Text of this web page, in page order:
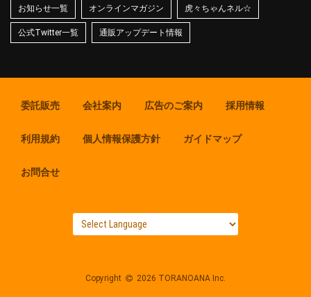
お知らせ一覧 オンラインマガジン 虎々ちゃんネル☆
公式Twitter一覧 通販アップデート情報
委託販売 会社案内 広告のご案内 採用情報
利用規約 個人情報保護方針 ガイドマップ
お問合せ
Copyright 2026 TORANOANA Inc.